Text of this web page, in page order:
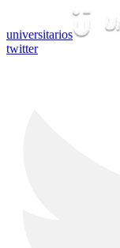
universitarios
twitter